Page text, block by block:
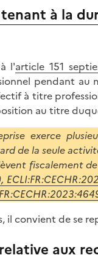
à la
l'article 151
pendant
à titre
au titre
exerce
de la seule
fiscalement
il convient de se
aux